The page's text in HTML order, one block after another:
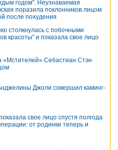
годом". Неузнаваемая
поразила поклонников лицом
после похудения
столкнулась с побочными
красоты" и показала свое лицо
«Мстителей» Себастиан Стэн
Джоли совершил каминг-
свое лицо спустя полгода
от родинки теперь и